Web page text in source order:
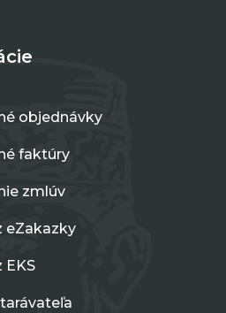
objednávky
faktúry
zmlúv
eZakazky
EKS